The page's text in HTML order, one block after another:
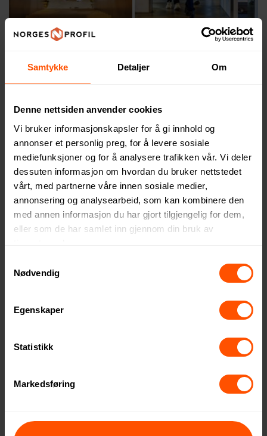
Samtykke Detaljer Om
Denne nettsiden anvender cookies
Vi bruker informasjonskapsler for å gi innhold og
annonser et personlig preg, for å levere sosiale
mediefunksjoner og for å analysere trafikken vår. Vi deler
dessuten informasjon om hvordan du bruker nettstedet
vårt, med partnerne våre innen sosiale medier,
annonsering og analysearbeid, som kan kombinere den
med annen informasjon du har gjort tilgjengelig for dem,
eller som de har samlet inn gjennom din bruk av
Nødvendig
Egenskaper
Statistikk
Markedsføring